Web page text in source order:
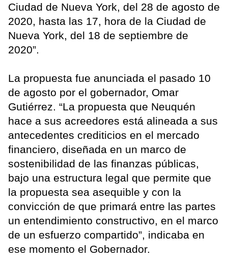
Ciudad de Nueva York, del 28 de agosto de
2020, hasta las 17, hora de la Ciudad de
Nueva York, del 18 de septiembre de
2020”.
La propuesta fue anunciada el pasado 10
de agosto por el gobernador, Omar
Gutiérrez. “La propuesta que Neuquén
hace a sus acreedores está alineada a sus
antecedentes crediticios en el mercado
financiero, diseñada en un marco de
sostenibilidad de las finanzas públicas,
bajo una estructura legal que permite que
la propuesta sea asequible y con la
convicción de que primará entre las partes
un entendimiento constructivo, en el marco
de un esfuerzo compartido”, indicaba en
ese momento el Gobernador.